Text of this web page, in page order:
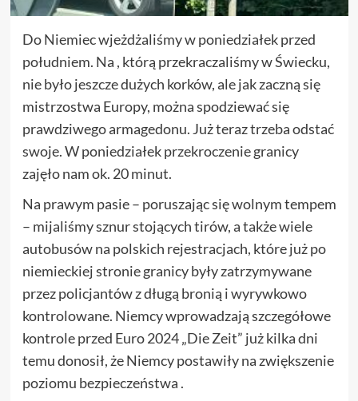
Do Niemiec wjeżdżaliśmy w poniedziałek przed
południem. Na , którą przekraczaliśmy w Świecku,
nie było jeszcze dużych korków, ale jak zaczną się
mistrzostwa Europy, można spodziewać się
prawdziwego armagedonu. Już teraz trzeba odstać
swoje. W poniedziałek przekroczenie granicy
zajęło nam ok. 20 minut.
Na prawym pasie – poruszając się wolnym tempem
– mijaliśmy sznur stojących tirów, a także wiele
autobusów na polskich rejestracjach, które już po
niemieckiej stronie granicy były zatrzymywane
przez policjantów z długą bronią i wyrywkowo
kontrolowane. Niemcy wprowadzają szczegółowe
kontrole przed Euro 2024 „Die Zeit” już kilka dni
temu donosił, że Niemcy postawiły na zwiększenie
poziomu bezpieczeństwa .